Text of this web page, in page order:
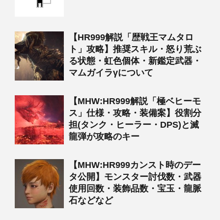
【HR999解説「歴戦王マムタロ
ト」攻略】推奨スキル・怒り荒ぶ
る状態・虹色個体・新鑑定武器・
マムガイラγについて
【MHW:HR999解説「極ベヒーモ
ス」仕様・攻略・装備案】役割分
担(タンク・ヒーラー・DPS)と滅
龍弾が攻略のキー
【MHW:HR999カンスト時のデー
タ公開】モンスター討伐数・武器
使用回数・装飾品数・宝玉・龍脈
石などなど